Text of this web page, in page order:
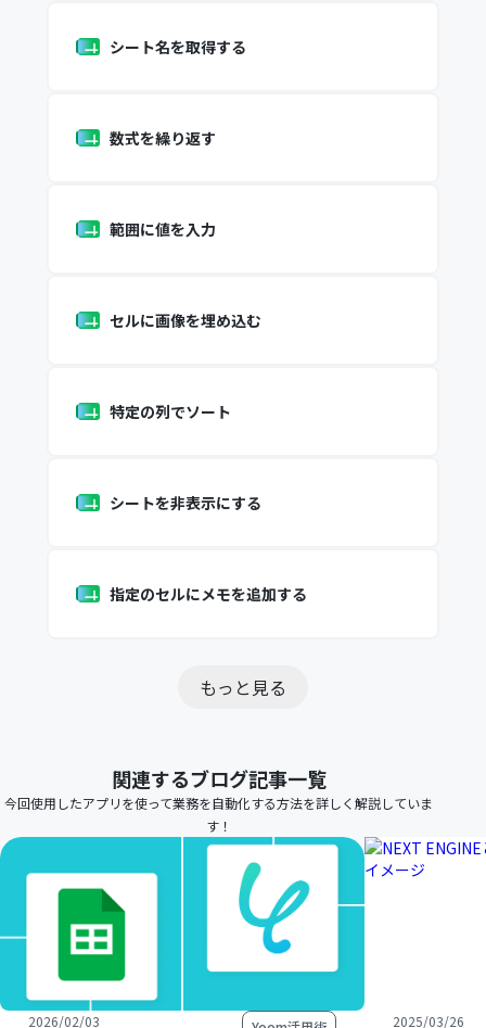
シート名を取得する
数式を繰り返す
範囲に値を入力
セルに画像を埋め込む
特定の列でソート
シートを非表示にする
指定のセルにメモを追加する
もっと見る
関連するブログ記事一覧
今回使用したアプリを使って業務を自動化する方法を詳しく解説していま
す！
2026/02/03 2025/03/26